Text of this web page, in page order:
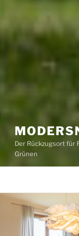
Der Rückzugsort für
Grünen